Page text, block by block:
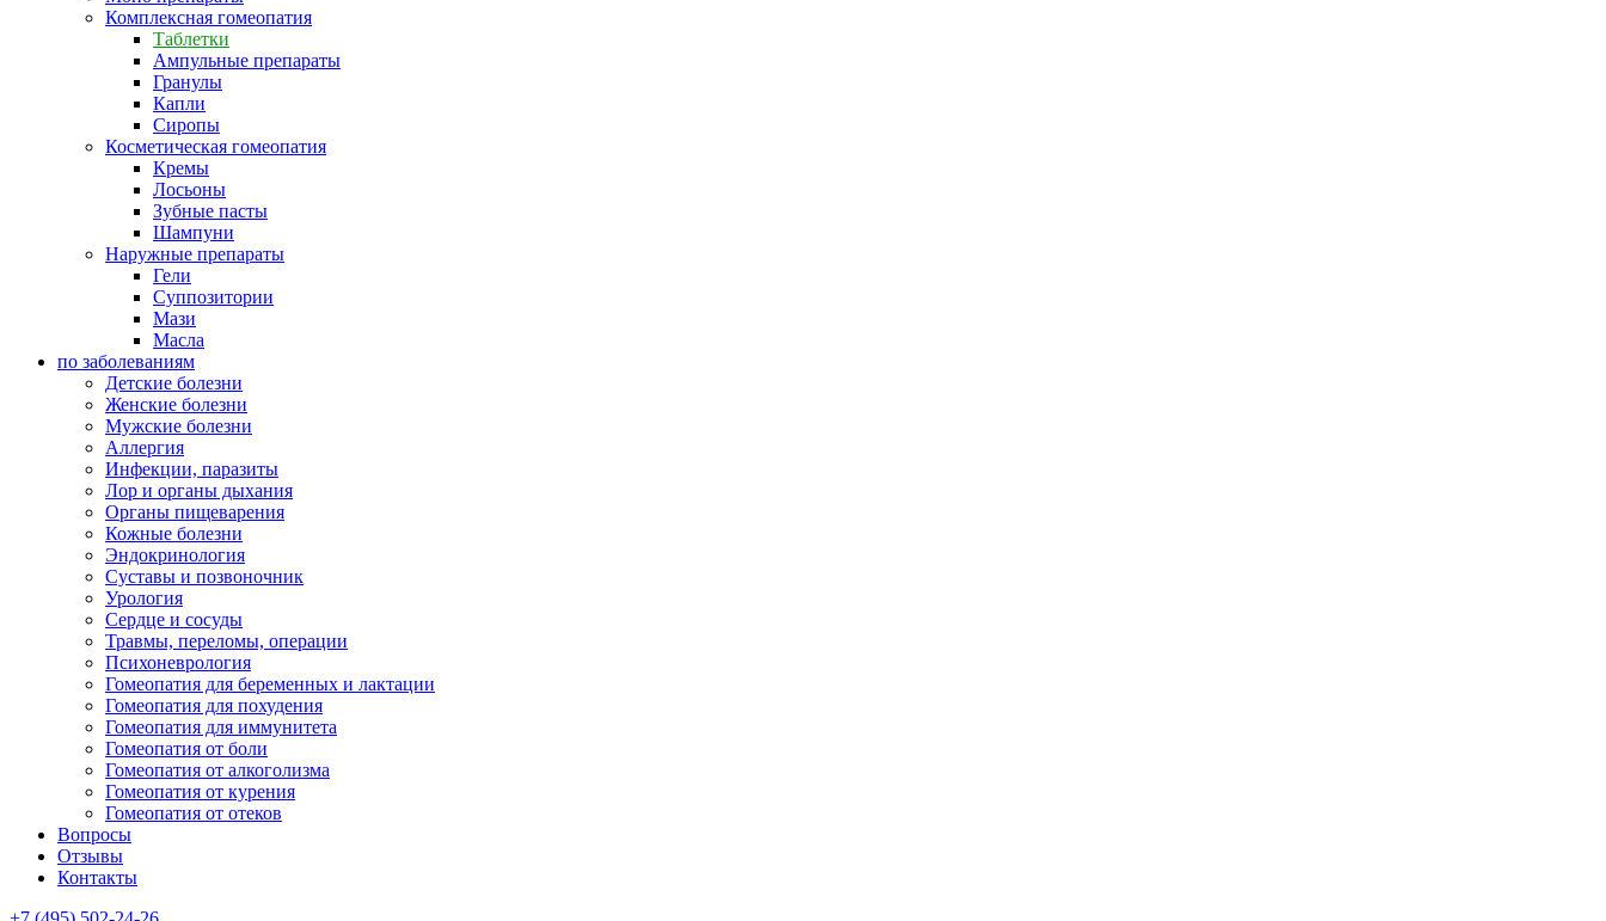
Комплексная гомеопатия
Таблетки
Ампульные препараты
Гранулы
Капли
Сиропы
Косметическая гомеопатия
Кремы
Лосьоны
Зубные пасты
Шампуни
Наружные препараты
Гели
Суппозитории
Мази
Масла
по заболеваниям
Детские болезни
Женские болезни
Мужские болезни
Аллергия
Инфекции, паразиты
Лор и органы дыхания
Органы пищеварения
Кожные болезни
Эндокринология
Суставы и позвоночник
Урология
Сердце и сосуды
Травмы, переломы, операции
Психоневрология
Гомеопатия для беременных и лактации
Гомеопатия для похудения
Гомеопатия для иммунитета
Гомеопатия от боли
Гомеопатия от алкоголизма
Гомеопатия от курения
Гомеопатия от отеков
Вопросы
Отзывы
Контакты